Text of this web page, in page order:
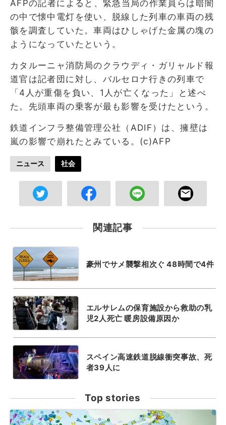
AFPの記者によると、緊急当局の作業員らは暗闇
の中で懐中電灯を使い、脱線した列車の車両の残
骸を調査していた。車両はひしゃげた金属の塊の
ようになっていたという。
カタルーニャ消防局のクラウディ・ガリャルド報
道官は記者団に対し、バルセロナ行きの列車で
「4人が重傷を負い、1人が亡くなった」と述べ
た。先頭車両の乗客が最も影響を受けたという。
鉄道インフラ整備管理公社（ADIF）は、擁壁は
嵐の影響で崩れたとみている。(c)AFP
ニュース 社会
関連記事
豪州でサメ襲撃相次ぐ 48時間で4件
エルサレムの保育施設から救助の乳
児2人死亡 暖房設備原因か
スペイン高速鉄道脱線衝突事故、死
者39人に
Top stories